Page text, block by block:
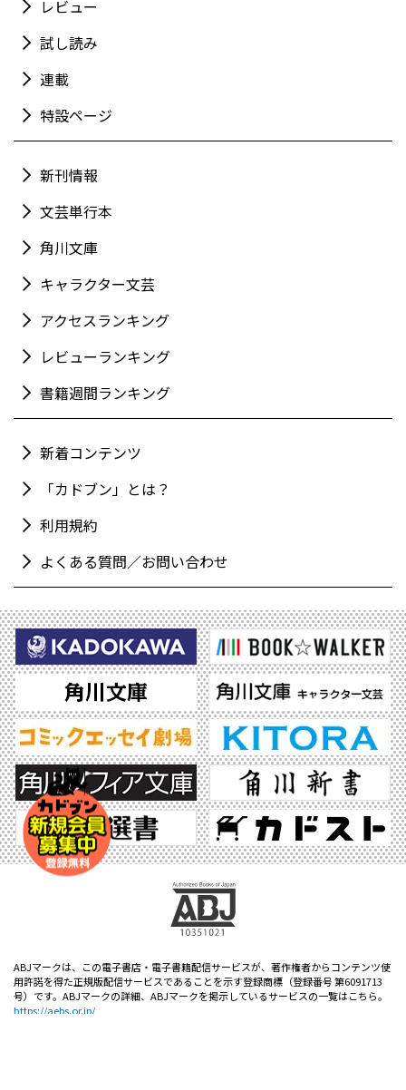
レビュー
試し読み
連載
特設ページ
新刊情報
文芸単行本
角川文庫
キャラクター文芸
アクセスランキング
レビューランキング
書籍週間ランキング
新着コンテンツ
「カドブン」とは？
利用規約
よくある質問／お問い合わせ
ABJマークは、この電子書店・電子書籍配信サービスが、著作権者からコンテンツ使
用許諾を得た正規版配信サービスであることを示す登録商標（登録番号 第6091713
号）です。ABJマークの詳細、ABJマークを掲示しているサービスの一覧はこちら。
https://aebs.or.jp/